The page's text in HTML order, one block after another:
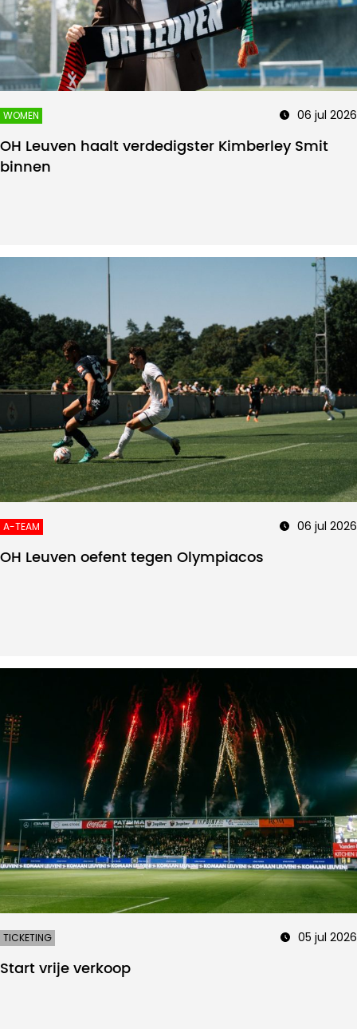
WOMEN 06 jul 2026
OH Leuven haalt verdedigster Kimberley Smit
binnen
A-TEAM 06 jul 2026
OH Leuven oefent tegen Olympiacos
TICKETING 05 jul 2026
Start vrije verkoop